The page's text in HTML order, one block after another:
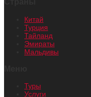
Китай
Турция
Тайланд
Эмираты
Мальдивы
Туры
Услуги